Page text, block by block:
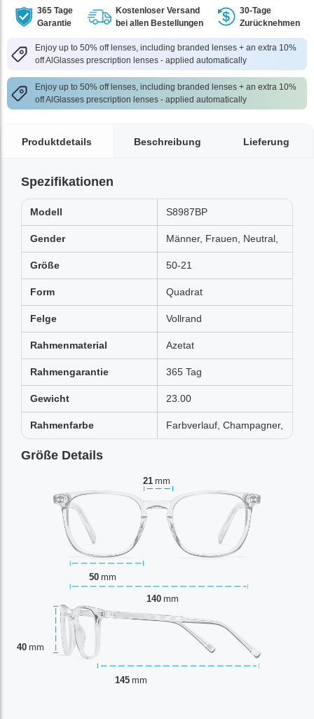
365 Tage
Garantie
Kostenloser Versand
bei allen Bestellungen
30-Tage
Zurücknehmen
Enjoy up to 50% off lenses, including branded lenses + an extra 10%
off AlGlasses prescription lenses - applied automatically
Enjoy up to 50% off lenses, including branded lenses + an extra 10%
off AlGlasses prescription lenses - applied automatically
Produktdetails Beschreibung Lieferung
Spezifikationen
Modell S8987BP
Gender Männer, Frauen, Neutral,
Größe 50-21
Form Quadrat
Felge Vollrand
Rahmenmaterial Azetat
Rahmengarantie 365 Tag
Gewicht 23.00
Rahmenfarbe Farbverlauf, Champagner,
Größe Details
21 mm
50 mm
40 mm
140 mm
145 mm